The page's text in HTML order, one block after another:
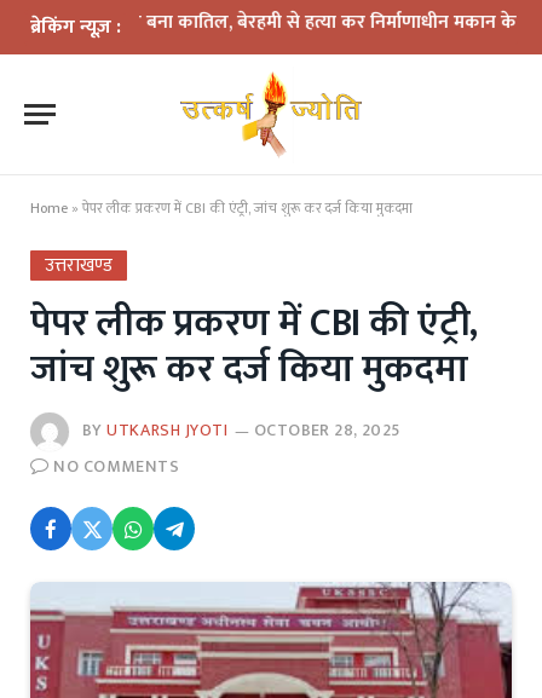
ब्रेकिंग न्यूज़ :
में दोस्त बना कातिल, बेरहमी से हत्या कर निर्माणाधीन मकान के पास फेंका
Home »पेपर लीक प्रकरण में CBI की एंट्री, जांच शुरू कर दर्ज किया मुकदमा
उत्तराखण्ड
पेपर लीक प्रकरण में CBI की एंट्री,
जांच शुरू कर दर्ज किया मुकदमा
BYUTKARSH JYOTI
OCTOBER 28, 2025
NO COMMENTS